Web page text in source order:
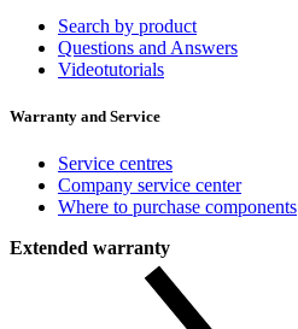
Search by product
Questions and Answers
Videotutorials
Warranty and Service
Service centres
Company service center
Where to purchase components
Extended warranty